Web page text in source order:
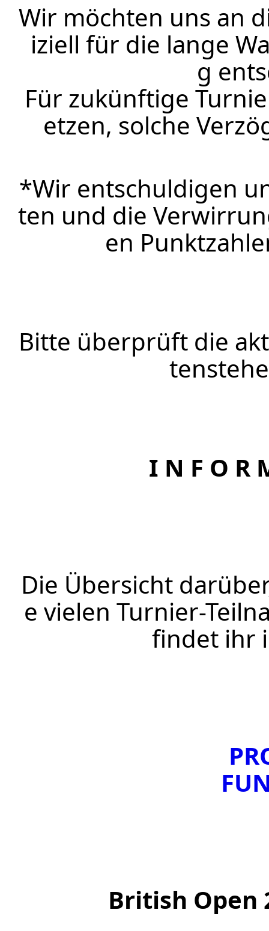
Wir möchten uns an
iziell für die lange
g
Für zukünftige
etzen, solche
*Wir entschuldigen
ten und die
en
Bitte überprüft die
I N F O R
Die Übersicht
e vielen Turnier-
findet ihr
British Open